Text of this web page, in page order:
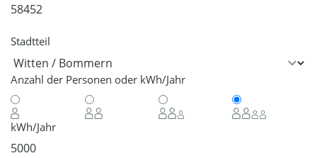
Stadtteil
Anzahl der Personen oder kWh/Jahr
kWh/Jahr